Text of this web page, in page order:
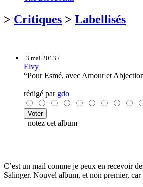
> Critiques > Labellisés
3 mai 2013 /
Elvy
“Pour Esmé, avec Amour et
rédigé par gdo
notez cet album
C’est un mail comme je peux en recevoir
Salinger. Nouvel album, et non premier, car